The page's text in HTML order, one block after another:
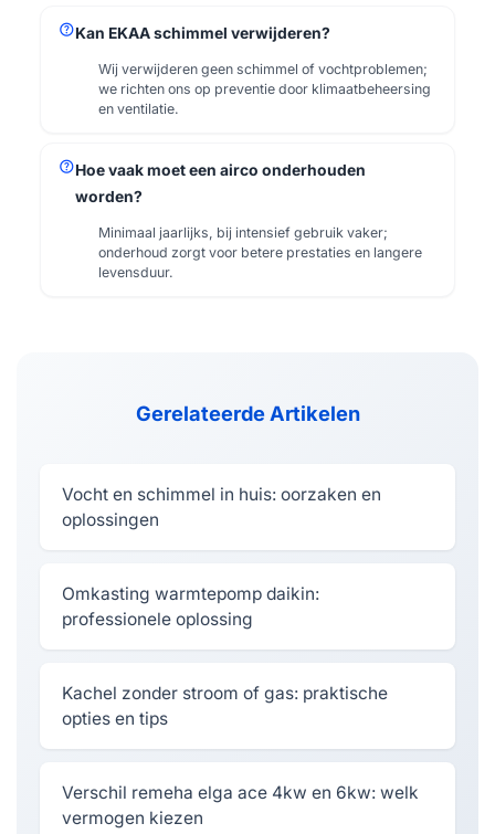
helpKan EKAA schimmel verwijderen?
Wij verwijderen geen schimmel of vochtproblemen;
we richten ons op preventie door klimaatbeheersing
en ventilatie.
helpHoe vaak moet een airco onderhouden
worden?
Minimaal jaarlijks, bij intensief gebruik vaker;
onderhoud zorgt voor betere prestaties en langere
levensduur.
Gerelateerde Artikelen
Vocht en schimmel in huis: oorzaken en
oplossingen
Omkasting warmtepomp daikin:
professionele oplossing
Kachel zonder stroom of gas: praktische
opties en tips
Verschil remeha elga ace 4kw en 6kw: welk
vermogen kiezen